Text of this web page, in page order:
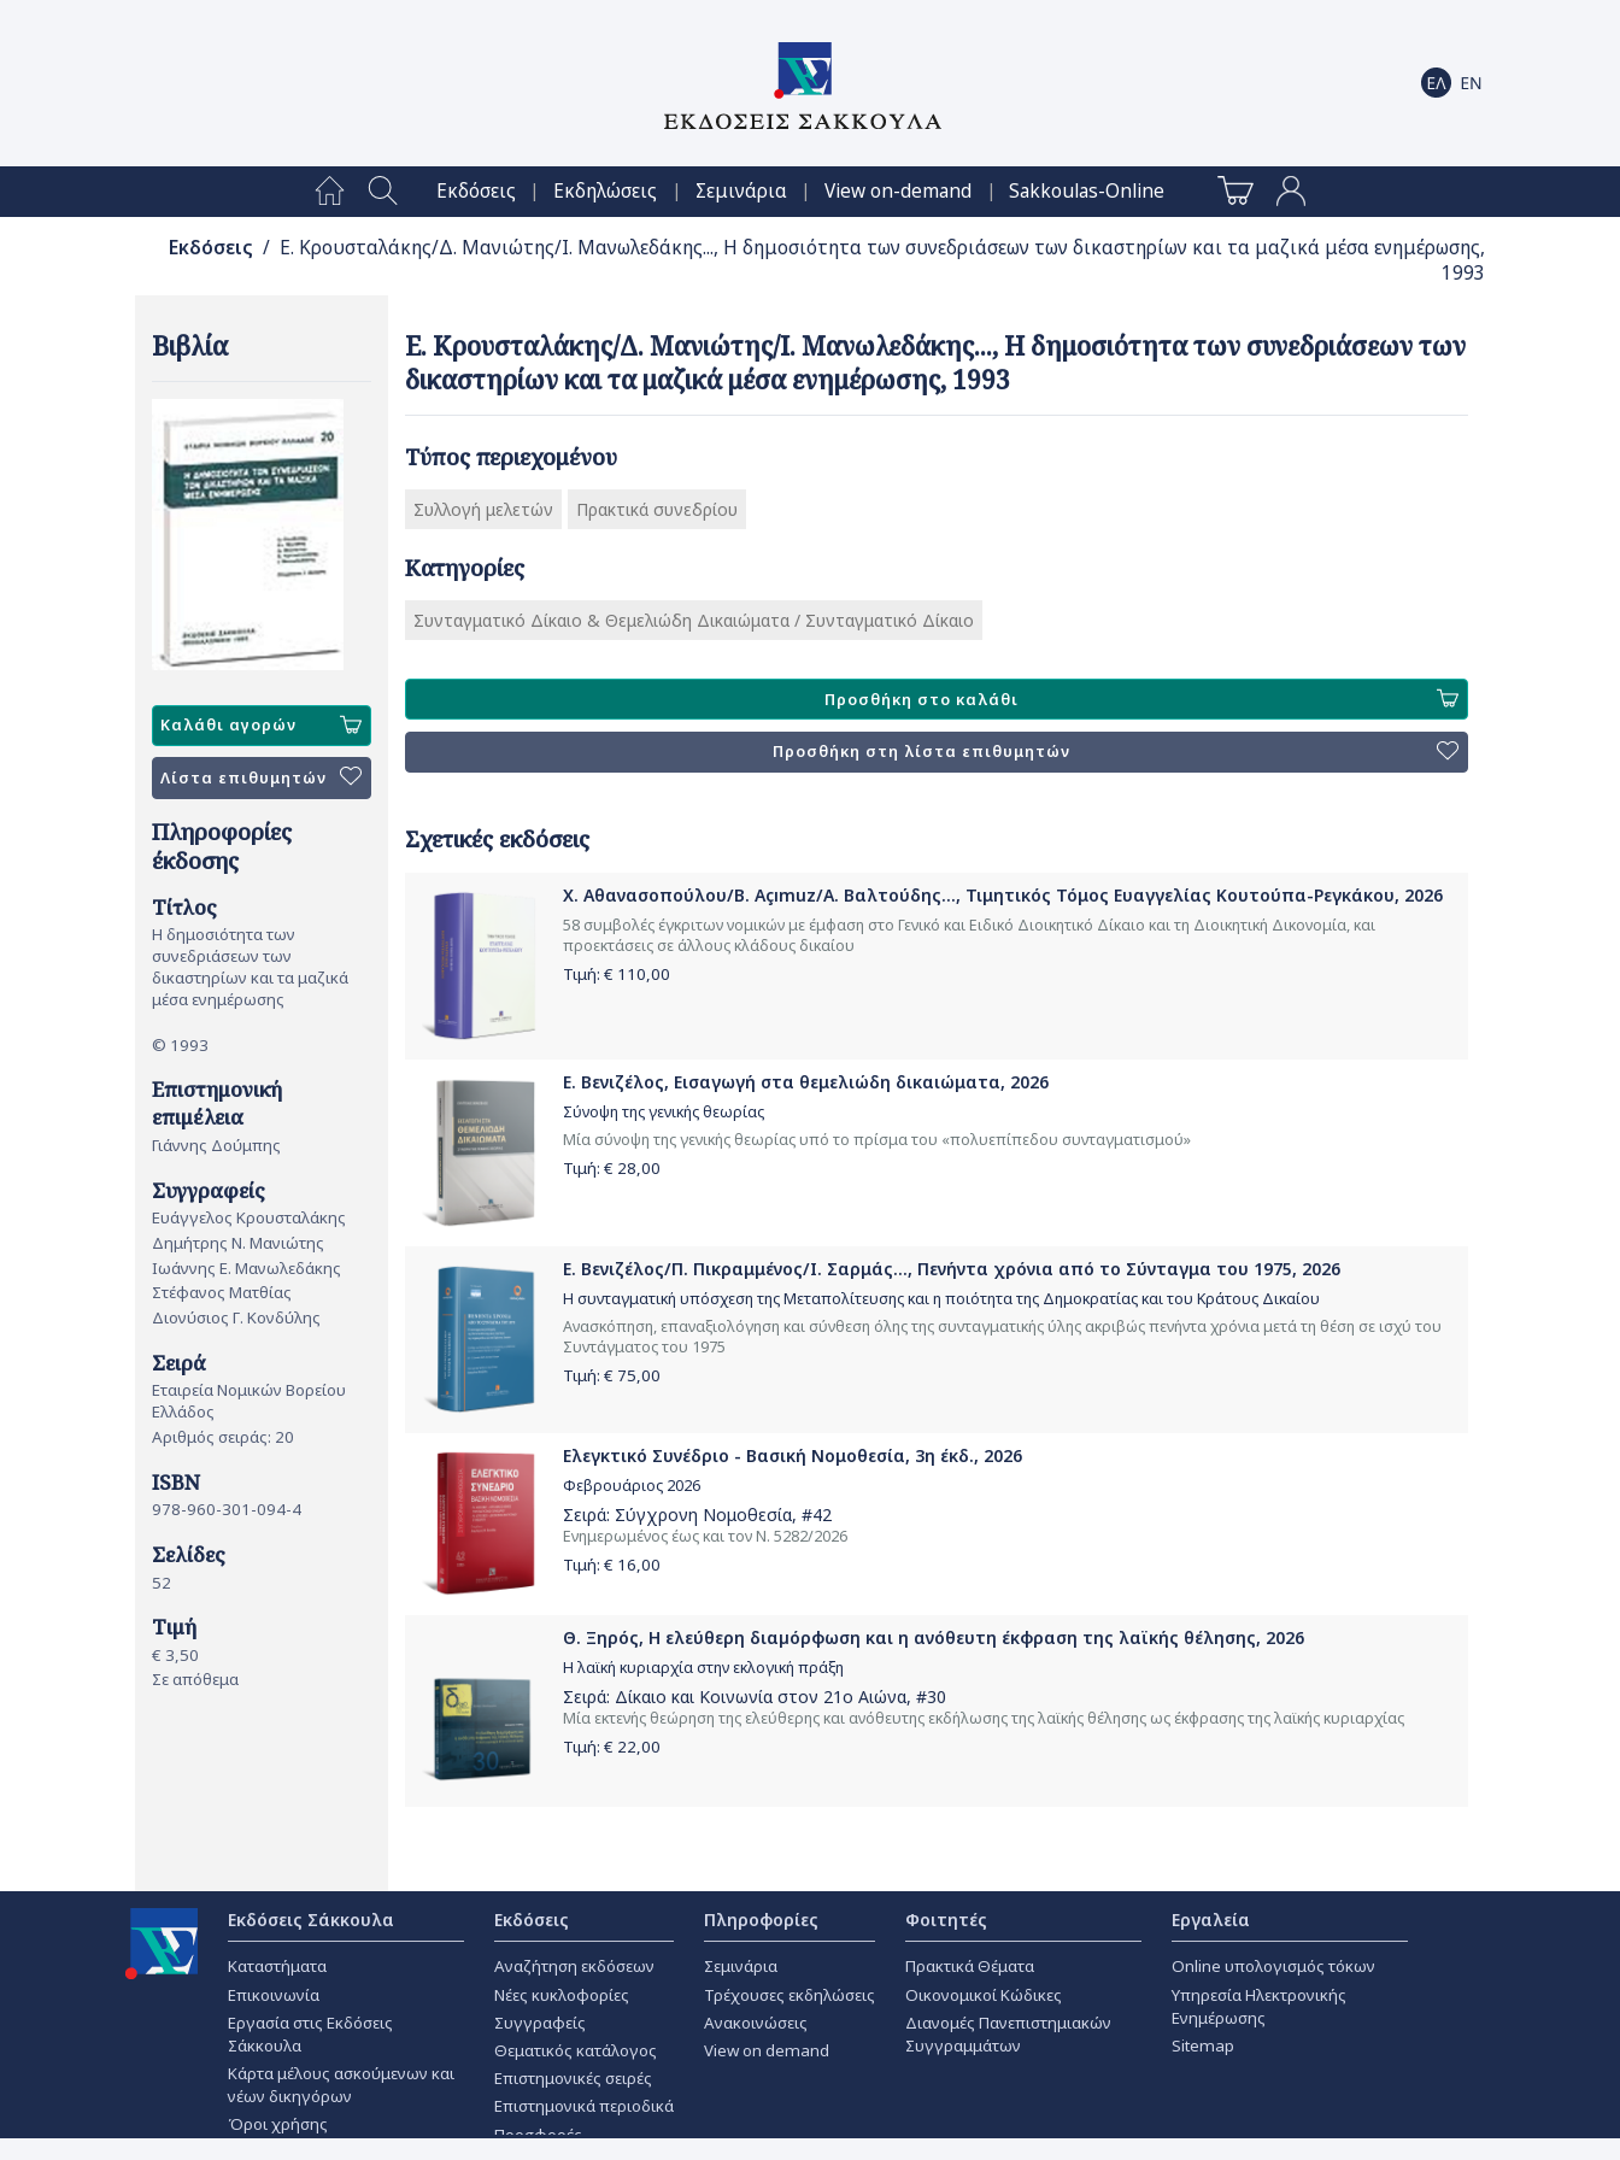
Εκδόσεις | Εκδηλώσεις | Σεμινάρια | View on-demand | Sakkoulas-Online
Εκδόσεις / Ε. Κρουσταλάκης/Δ. Μανιώτης/Ι. Μανωλεδάκης..., Η δημοσιότητα των συνεδριάσεων των δικαστηρίων και τα μαζικά μέσα ενημέρωσης,
1993
Βιβλία
Καλάθι αγορών
Λίστα επιθυμητών
Πληροφορίες
έκδοσης
Τίτλος
Η δημοσιότητα των
συνεδριάσεων των
δικαστηρίων και τα μαζικά
μέσα ενημέρωσης
© 1993
Επιστημονική
επιμέλεια
Γιάννης Δούμπης
Συγγραφείς
Ευάγγελος Κρουσταλάκης
Δημήτρης Ν. Μανιώτης
Ιωάννης Ε. Μανωλεδάκης
Στέφανος Ματθίας
Διονύσιος Γ. Κονδύλης
Σειρά
Εταιρεία Νομικών Βορείου
Ελλάδος
Αριθμός σειράς: 20
ISBN
978-960-301-094-4
Σελίδες
52
Τιμή
€ 3,50
Σε απόθεμα
Ε. Κρουσταλάκης/Δ. Μανιώτης/Ι. Μανωλεδάκης..., Η δημοσιότητα των συνεδριάσεων των
δικαστηρίων και τα μαζικά μέσα ενημέρωσης, 1993
Τύπος περιεχομένου
Συλλογή μελετών Πρακτικά συνεδρίου
Κατηγορίες
Συνταγματικό Δίκαιο & Θεμελιώδη Δικαιώματα / Συνταγματικό Δίκαιο
Προσθήκη στο καλάθι
Προσθήκη στη λίστα επιθυμητών
Σχετικές εκδόσεις
Χ. Αθανασοπούλου/B. Açımuz/Α. Βαλτούδης..., Τιμητικός Τόμος Ευαγγελίας Κουτούπα-Ρεγκάκου, 2026
58 συμβολές έγκριτων νομικών με έμφαση στο Γενικό και Ειδικό Διοικητικό Δίκαιο και τη Διοικητική Δικονομία, και
προεκτάσεις σε άλλους κλάδους δικαίου
Τιμή: € 110,00
Ε. Βενιζέλος, Εισαγωγή στα θεμελιώδη δικαιώματα, 2026
Σύνοψη της γενικής θεωρίας
Μία σύνοψη της γενικής θεωρίας υπό το πρίσμα του «πολυεπίπεδου συνταγματισμού»
Τιμή: € 28,00
Ε. Βενιζέλος/Π. Πικραμμένος/Ι. Σαρμάς..., Πενήντα χρόνια από το Σύνταγμα του 1975, 2026
Η συνταγματική υπόσχεση της Μεταπολίτευσης και η ποιότητα της Δημοκρατίας και του Κράτους Δικαίου
Ανασκόπηση, επαναξιολόγηση και σύνθεση όλης της συνταγματικής ύλης ακριβώς πενήντα χρόνια μετά τη θέση σε ισχύ του
Συντάγματος του 1975
Τιμή: € 75,00
Ελεγκτικό Συνέδριο - Βασική Νομοθεσία, 3η έκδ., 2026
Φεβρουάριος 2026
Σειρά: Σύγχρονη Νομοθεσία, #42
Ενημερωμένος έως και τον Ν. 5282/2026
Τιμή: € 16,00
Θ. Ξηρός, H ελεύθερη διαµόρφωση και η ανόθευτη έκφραση της λαϊκής θέλησης, 2026
H λαϊκή κυριαρχία στην εκλογική πράξη
Σειρά: Δίκαιο και Κοινωνία στον 21ο Αιώνα, #30
Μία εκτενής θεώρηση της ελεύθερης και ανόθευτης εκδήλωσης της λαϊκής θέλησης ως έκφρασης της λαϊκής κυριαρχίας
Τιμή: € 22,00
Εκδόσεις Σάκκουλα
Καταστήματα
Επικοινωνία
Εργασία στις Εκδόσεις
Σάκκουλα
Κάρτα μέλους ασκούμενων και
νέων δικηγόρων
Όροι χρήσης
Εκδόσεις
Αναζήτηση εκδόσεων
Νέες κυκλοφορίες
Συγγραφείς
Θεματικός κατάλογος
Επιστημονικές σειρές
Επιστημονικά περιοδικά
Προσφορές
Πληροφορίες
Σεμινάρια
Τρέχουσες εκδηλώσεις
Ανακοινώσεις
View on demand
Φοιτητές
Πρακτικά Θέματα
Οικονομικοί Κώδικες
Διανομές Πανεπιστημιακών
Συγγραμμάτων
Εργαλεία
Online υπολογισμός τόκων
Υπηρεσία Ηλεκτρονικής
Ενημέρωσης
Sitemap